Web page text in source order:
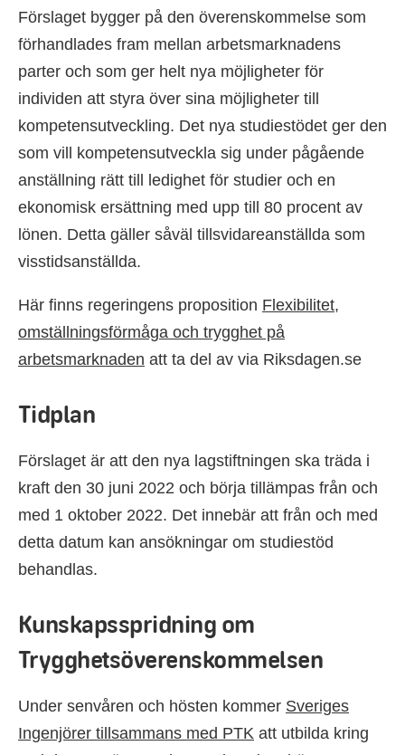
Förslaget bygger på den överenskommelse som
förhandlades fram mellan arbetsmarknadens
parter och som ger helt nya möjligheter för
individen att styra över sina möjligheter till
kompetensutveckling. Det nya studiestödet ger den
som vill kompetensutveckla sig under pågående
anställning rätt till ledighet för studier och en
ekonomisk ersättning med upp till 80 procent av
lönen. Detta gäller såväl tillsvidareanställda som
visstidsanställda.
Här finns regeringens proposition Flexibilitet,
omställningsförmåga och trygghet på
arbetsmarknaden att ta del av via Riksdagen.se
Tidplan
Förslaget är att den nya lagstiftningen ska träda i
kraft den 30 juni 2022 och börja tillämpas från och
med 1 oktober 2022. Det innebär att från och med
detta datum kan ansökningar om studiestöd
behandlas.
Kunskapsspridning om
Trygghetsöverenskommelsen
Under senvåren och hösten kommer Sveriges
Ingenjörer tillsammans med PTK att utbilda kring